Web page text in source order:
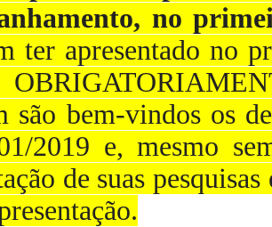
no
ter apresentado no
são bem-vindos os
2019 e, mesmo
de suas